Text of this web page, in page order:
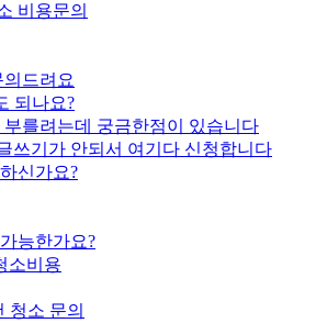
비용문의
드려요
되나요?
를려는데 궁금한점이 있습니다
쓰기가 안되서 여기다 신청합니다
신가요?
능한가요?
소비용
청소 문의